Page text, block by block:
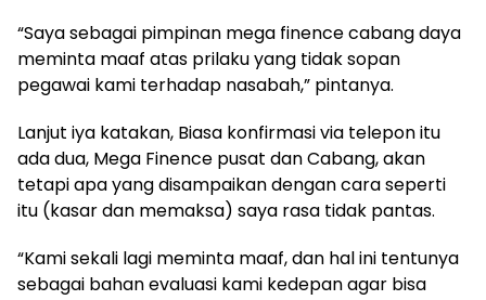
“Saya sebagai pimpinan mega finence cabang daya
meminta maaf atas prilaku yang tidak sopan
pegawai kami terhadap nasabah,” pintanya.
Lanjut iya katakan, Biasa konfirmasi via telepon itu
ada dua, Mega Finence pusat dan Cabang, akan
tetapi apa yang disampaikan dengan cara seperti
itu (kasar dan memaksa) saya rasa tidak pantas.
“Kami sekali lagi meminta maaf, dan hal ini tentunya
sebagai bahan evaluasi kami kedepan agar bisa